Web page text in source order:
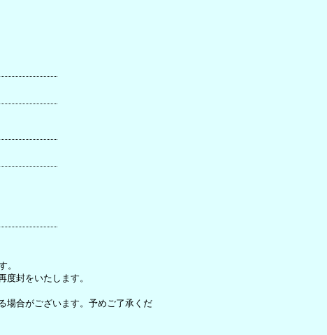
。
度封をいたします。
場合がございます。予めご了承くだ